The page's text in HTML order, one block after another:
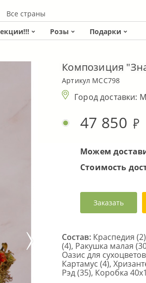
Все страны
Розы Подарки
Композиция
Артикул MCC798
Город доставки:
47 850
Можем
Стоимость
Заказать
Состав: Краспедия
(4), Ракушка малая
Оазис для
Картамус (4),
Рэд (35), Коробка